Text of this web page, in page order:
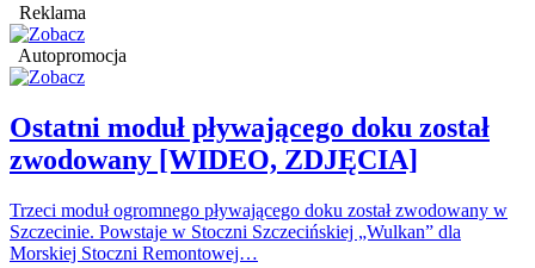
Reklama
Autopromocja
Ostatni moduł pływającego doku został
zwodowany [WIDEO, ZDJĘCIA]
Trzeci moduł ogromnego pływającego doku został zwodowany w
Szczecinie. Powstaje w Stoczni Szczecińskiej „Wulkan” dla
Morskiej Stoczni Remontowej…